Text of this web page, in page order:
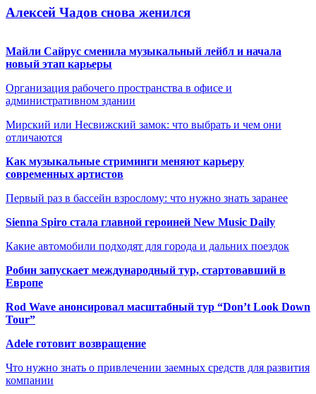
Алексей Чадов снова женился
Майли Сайрус сменила музыкальный лейбл и начала
новый этап карьеры
Организация рабочего пространства в офисе и
административном здании
Мирский или Несвижский замок: что выбрать и чем они
отличаются
Как музыкальные стриминги меняют карьеру
современных артистов
Первый раз в бассейн взрослому: что нужно знать заранее
Sienna Spiro стала главной героиней New Music Daily
Какие автомобили подходят для города и дальних поездок
Робин запускает международный тур, стартовавший в
Европе
Rod Wave анонсировал масштабный тур “Don’t Look Down
Tour”
Adele готовит возвращение
Что нужно знать о привлечении заемных средств для развития
компании